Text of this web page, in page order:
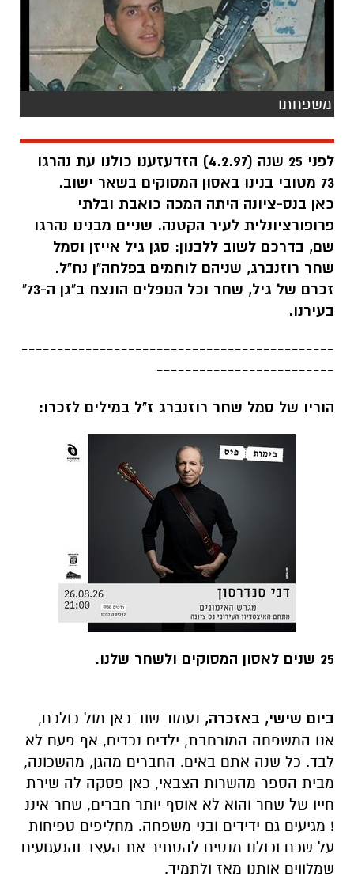
משפחתו
לפני 25 שנה (4.2.97) הזדעזענו כולנו עת נהרגו
73 מטובי בנינו באסון המסוקים בשאר ישוב.
כאן בנס-ציונה היתה המכה כואבת ובלתי
פרופורציונלית לעיר הקטנה. שניים מבנינו נהרגו
שם, בדרכם לשוב ללבנון: סגן גיל אייזן וסמל
שחר רוזנברג, שניהם לוחמים בפלחה"ן נח"ל.
זכרם של גיל, שחר וכל הנופלים הונצח ב"גן ה-73"
בעירנו.
--------------------------------------------
-------------------------
הוריו של סמל שחר רוזנברג ז"ל במילים לזכרו:
25 שנים לאסון המסוקים ולשחר שלנו.
ביום שישי, באזכרה, נעמוד שוב כאן מול כולכם,
אנו המשפחה המורחבת, ילדים נכדים, אף פעם לא
לבד. כל שנה אתם באים. החברים מהגן, מהשכונה,
מבית הספר מהשרות הצבאי, כאן פסקה לה שירת
חייו של שחר והוא לא אוסף יותר חברים, שחר איננ
! מגיעים גם ידידים ובני משפחה. מחליפים טפיחות
על שכם וכולנו מנסים להסתיר את העצב והגעגועים
שמלווים אותנו מאז ולתמיד.